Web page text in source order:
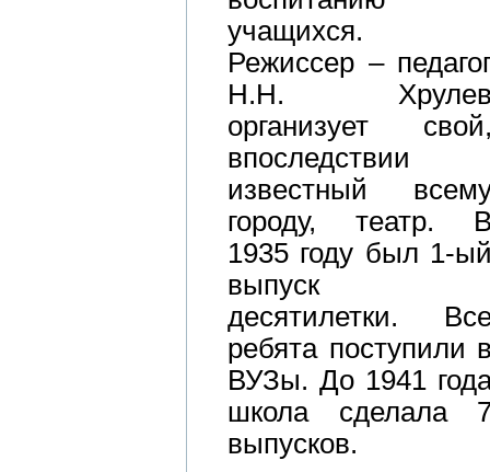
учащихся.
Режиссер –
Н.Н.
организует
впоследствии
известный
городу, театр.
1935 году был 1-
выпуск
десятилетки.
ребята поступили
ВУЗы. До 1941
школа сделала
выпусков.